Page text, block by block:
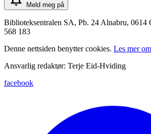
Meld meg på
Biblioteksentralen SA, Pb. 24 Alnabru, 0614
568 183
Denne nettsiden benytter cookies. Les mer
Ansvarlig redaktør: Terje Eid-Hviding
facebook